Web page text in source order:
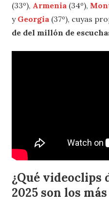
(33º), Armenia (34º),
y Georgia (37º), cuyas
de del millón de
¿Qué videoclips
2025 son los